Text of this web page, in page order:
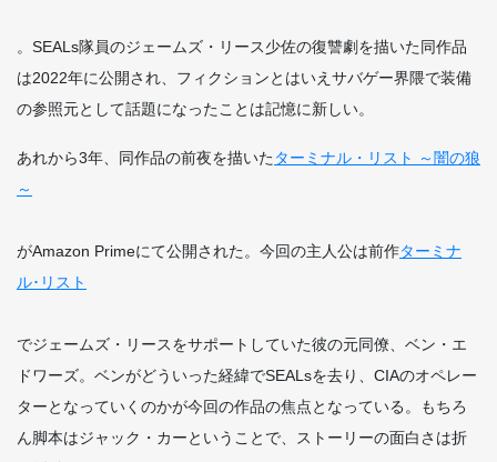
。SEALs隊員のジェームズ・リース少佐の復讐劇を描いた同作品
は2022年に公開され、フィクションとはいえサバゲー界隈で装備
の参照元として話題になったことは記憶に新しい。
あれから3年、同作品の前夜を描いた ターミナル・リスト ～闇の狼
～
がAmazon Primeにて公開された。今回の主人公は前作ターミナ
ル･リスト
でジェームズ・リースをサポートしていた彼の元同僚、ベン・エ
ドワーズ。ベンがどういった経緯でSEALsを去り、CIAのオペレー
ターとなっていくのかが今回の作品の焦点となっている。もちろ
ん脚本はジャック・カーということで、ストーリーの面白さは折